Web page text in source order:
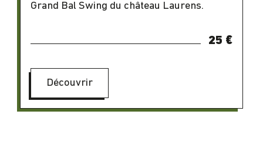
Grand Bal Swing du château Laurens.
25 €
Découvrir